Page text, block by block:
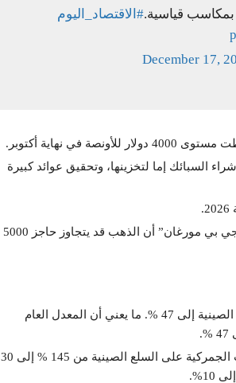
قياسية.#الاقتصاد_اليوم
December 17,
على شراء السبائك إما لتخزينها، وتحقيق عوائد كبيرة
بينما يرجح “مورغان ستانلي” تسجيل مستويات تقارب 4800 دولار، في حين يرى “جي بي مورغان” أن الذهب قد يتجاوز حاجز 5000
ويشار إلى أن الرئيس الأمريكي دونالد ترامب، خفض الرسوم الجمركية على السلع الصينية إلى 47 %. ما يعني أن المعدل العام
وبحسب الاتفاق المبرم بين البلدين في “جنيف” قلصت الولايات المتحدة التعريفات الجمركية على السلع الصينية من 145 % إلى 30